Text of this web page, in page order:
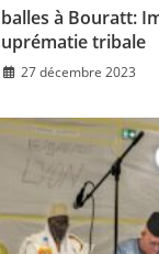
à Bouratt:
tribale
27 décembre 2023